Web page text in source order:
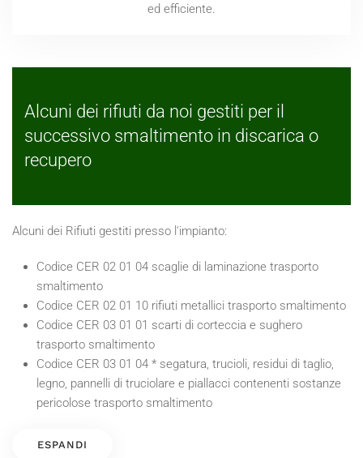
ed efficiente.
Alcuni dei rifiuti da noi gestiti per il
successivo smaltimento in discarica o
recupero
Alcuni dei Rifiuti gestiti presso l'impianto:
Codice CER 02 01 04 scaglie di laminazione trasporto
smaltimento
Codice CER 02 01 10 rifiuti metallici trasporto smaltimento
Codice CER 03 01 01 scarti di corteccia e sughero
trasporto smaltimento
Codice CER 03 01 04 * segatura, trucioli, residui di taglio,
legno, pannelli di truciolare e piallacci contenenti sostanze
pericolose trasporto smaltimento
ESPANDI